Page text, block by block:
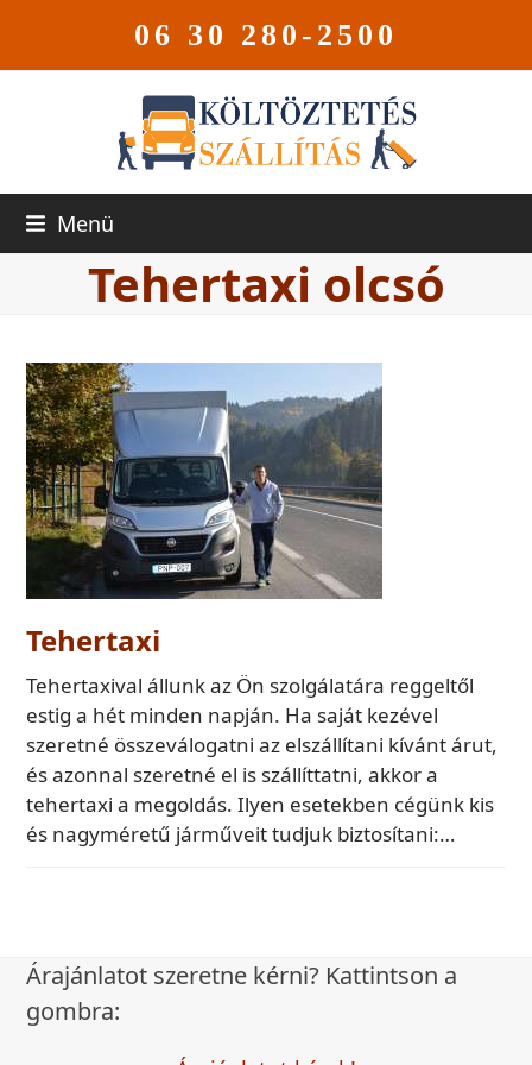
06 30 280-2500
Menü
Tehertaxi olcsó
Tehertaxi
Tehertaxival állunk az Ön szolgálatára reggeltől
estig a hét minden napján. Ha saját kezével
szeretné összeválogatni az elszállítani kívánt árut,
és azonnal szeretné el is szállíttatni, akkor a
tehertaxi a megoldás. Ilyen esetekben cégünk kis
és nagyméretű járműveit tudjuk biztosítani:…
Árajánlatot szeretne kérni? Kattintson a
gombra: